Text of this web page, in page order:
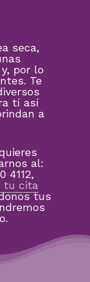
seca,
por lo
Te
tí así
a
al:
4112,
tu cita
tus